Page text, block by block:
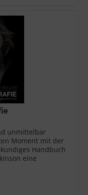
unmittelbar
Moment mit der
Handbuch
eine